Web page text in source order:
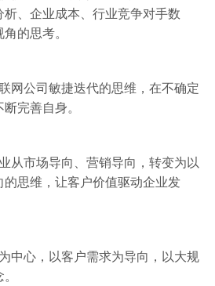
、企业成本、行业竞争对手数
的思考。
网公司敏捷迭代的思维，在不确定
完善自身。
从市场导向、营销导向，转变为以
思维，让客户价值驱动企业发
中心，以客户需求为导向，以大规